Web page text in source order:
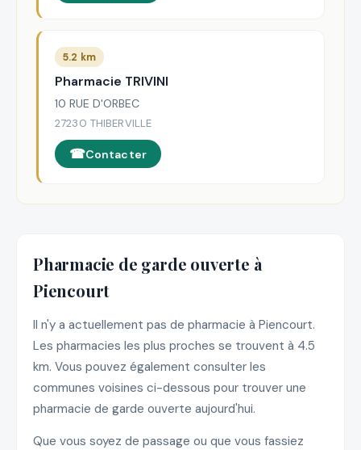
5.2 km
Pharmacie TRIVINI
10 RUE D'ORBEC
27230 THIBERVILLE
Contacter
Pharmacie de garde ouverte à
Piencourt
Il n'y a actuellement pas de pharmacie à Piencourt.
Les pharmacies les plus proches se trouvent à 4.5
km. Vous pouvez également consulter les
communes voisines ci-dessous pour trouver une
pharmacie de garde ouverte aujourd'hui.
Que vous soyez de passage ou que vous fassiez